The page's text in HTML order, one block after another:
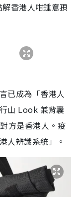
香港人咁鍾意孭
已成為「香港人
山 Look 兼背囊
方是香港人。疫
人辨識系統」。